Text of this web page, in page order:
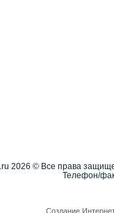
2026 © Все права
Телефон/
Создание